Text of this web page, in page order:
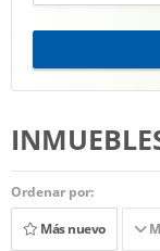
Ordenar por:
Más nuevo